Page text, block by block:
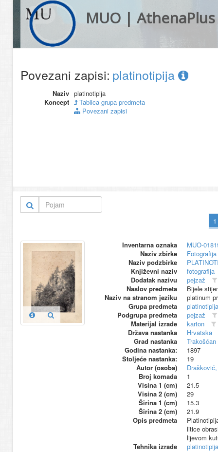
MUO | AthenaPlus
Povezani zapisi: platinotipija
Naziv platinotipija
Koncept
Tablica grupa predmeta
Povezani zapisi
Inventarna oznaka
MUO-
Naziv zbirke
Naziv podzbirke
Književni naziv
fotografija
Dodatak nazivu
pejzaž
Naslov predmeta
Bijele
Naziv na stranom jeziku
platinum
Grupa predmeta
platinotipija
Podgrupa predmeta
pejzaž
Materijal izrade
karton
Država nastanka
Hrvatska
Grad nastanka
Trakošćan
Godina nastanka:
1897
Stoljeće nastanka:
19
Autor (osoba)
Broj komada
1
Visina 1 (cm)
21.5
Visina 2 (cm)
29
Širina 1 (cm)
15.3
Širina 2 (cm)
21.9
Opis predmeta
litice
lijevom
Tehnika izrade
platinotipija